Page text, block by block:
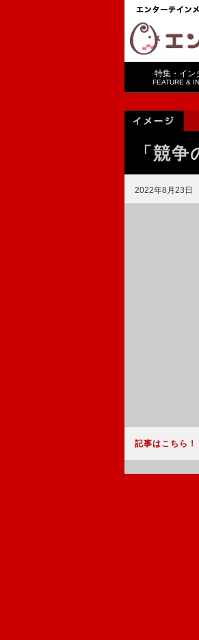
特集・イン
FEATURE &
「競
2022年8月23日
記事はこちら！